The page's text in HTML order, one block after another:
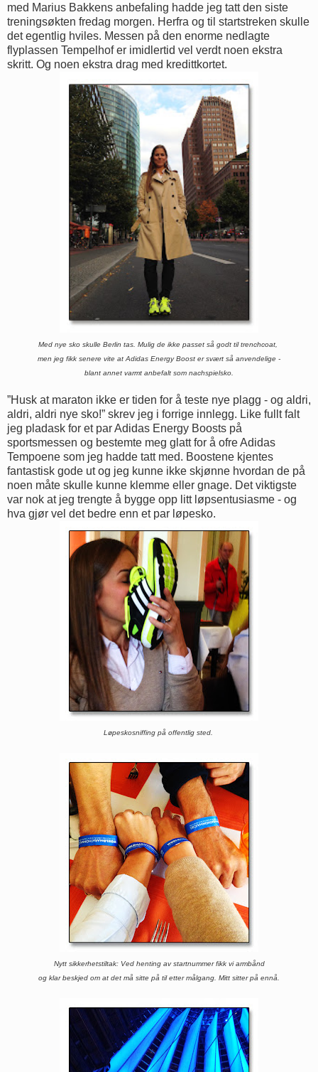
med Marius Bakkens anbefaling hadde jeg tatt den siste
treningsøkten fredag morgen. Herfra og til startstreken skulle
det egentlig hviles. Messen på den enorme nedlagte
flyplassen Tempelhof er imidlertid vel verdt noen ekstra
skritt. Og noen ekstra drag med kredittkortet.
Med nye sko skulle Berlin tas. Mulig de ikke passet så godt til trenchcoat,
men jeg fikk senere vite at Adidas EnergyBoost er svært så anvendelige -
blant annet varmt anbefalt som nachspielsko.
”Husk at maraton ikke er tiden for å teste nye plagg - og aldri,
aldri, aldri nye sko!” skrev jeg i forrige innlegg. Like fullt falt
jeg pladask for et par Adidas Energy Boosts på
sportsmessen og bestemte meg glatt for å ofre Adidas
Tempoene som jeg hadde tatt med. Boostene kjentes
fantastisk gode ut og jeg kunne ikke skjønne hvordan de på
noen måte skulle kunne klemme eller gnage. Det viktigste
var nok at jeg trengte å bygge opp litt løpsentusiasme - og
hva gjør vel det bedre enn et par løpesko.
Løpeskosniffing på offentlig sted.
Nytt sikkerhetstiltak: Ved henting av startnummer fikk vi armbånd
og klar beskjed om at det må sitte på til etter målgang. Mitt sitter på ennå.